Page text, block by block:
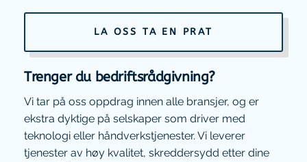
LA OSS TA EN PRAT
Trenger du bedriftsrådgivning?
Vi tar på oss oppdrag innen alle bransjer, og er
ekstra dyktige på selskaper som driver med
teknologi eller håndverkstjenester. Vi leverer
tjenester av høy kvalitet, skreddersydd etter dine